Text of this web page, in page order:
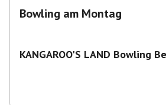
Bowling am Montag
KANGAROO'S LAND Bowling